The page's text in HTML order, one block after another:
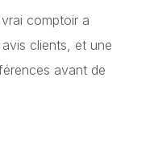
comptoir a
clients, et une
avant de